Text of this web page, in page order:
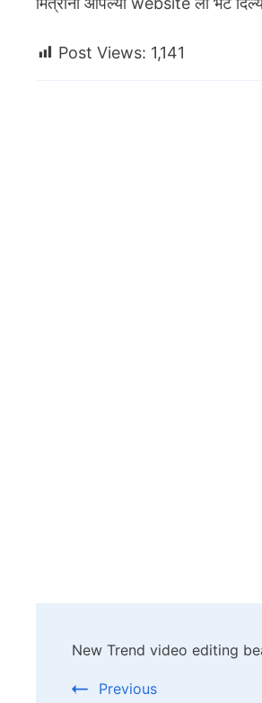
Post Views: 1,141
Navigation
New Trend video editing
Previous